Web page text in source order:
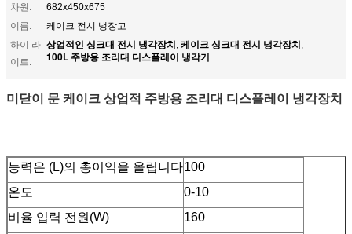
차원:
682x450x675
이름:
케이크 전시 냉장고
하이 라
이트:
상업적인 싱크대 전시 냉각장치, 케이크 싱크대 전시 냉각장치,
100L 주방용 조리대 디스플레이 냉각기
미닫이 문 케이크 상업적 주방용 조리대 디스플레이 냉각장치
능력은 (L)의 총이익을 올립니다100
온도
0-10
비율 입력 전원(W)
160